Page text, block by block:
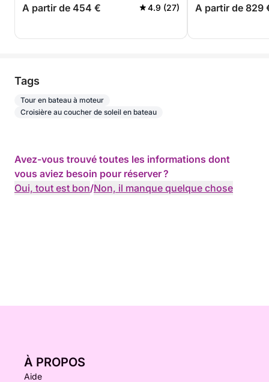
A partir de 454 € 4.9 (27) A partir de 829
Tags
Tour en bateau à moteur
Croisière au coucher de soleil en bateau
Avez-vous trouvé toutes les informations dont
vous aviez besoin pour réserver ?
Oui, tout est bon/Non, il manque quelque chose
À PROPOS
Aide